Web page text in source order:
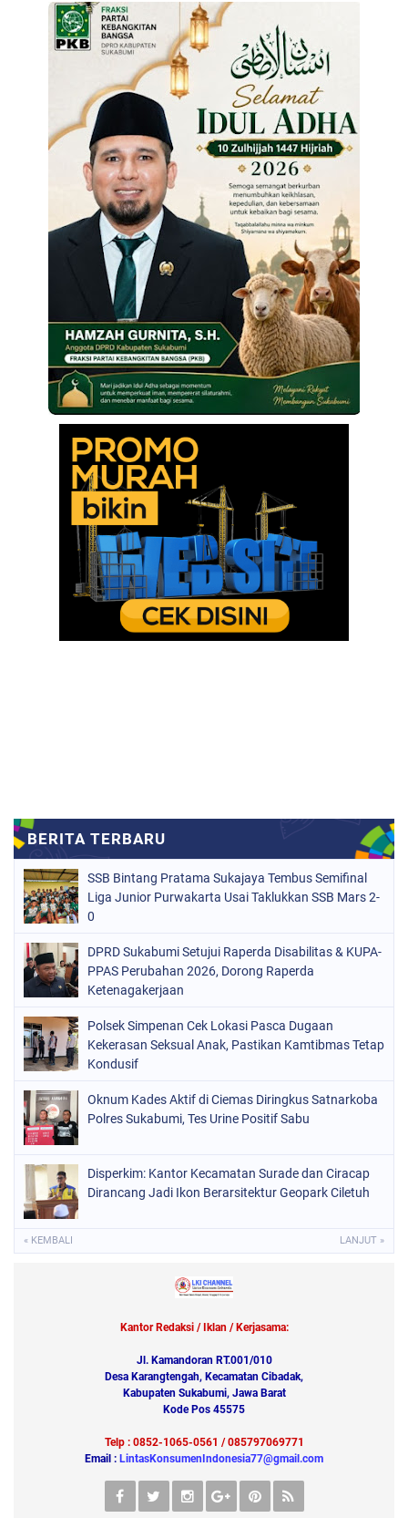
SSB Bintang Pratama Sukajaya Tembus Semifinal
Liga Junior Purwakarta Usai Taklukkan SSB Mars 2-
0
DPRD Sukabumi Setujui Raperda Disabilitas & KUPA-
PPAS Perubahan 2026, Dorong Raperda
Ketenagakerjaan
Polsek Simpenan Cek Lokasi Pasca Dugaan
Kekerasan Seksual Anak, Pastikan Kamtibmas Tetap
Kondusif
Oknum Kades Aktif di Ciemas Diringkus Satnarkoba
Polres Sukabumi, Tes Urine Positif Sabu
Disperkim: Kantor Kecamatan Surade dan Ciracap
Dirancang Jadi Ikon Berarsitektur Geopark Ciletuh
« KEMBALI LANJUT »
Kantor Redaksi / Iklan / Kerjasama:
Jl. Kamandoran RT.001/010
Desa Karangtengah, Kecamatan Cibadak,
Kabupaten Sukabumi, Jawa Barat
Kode Pos 45575
Telp : 0852-1065-0561 / 085797069771
Email : LintasKonsumenIndonesia77@gmail.com